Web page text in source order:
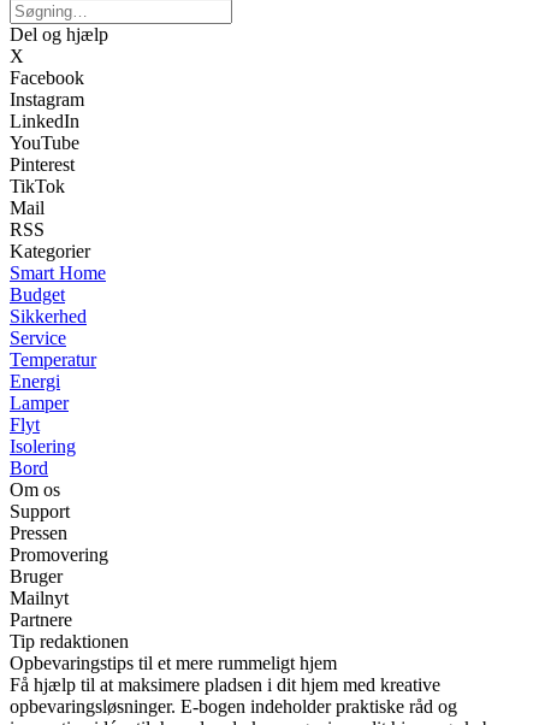
Del og hjælp
X
Facebook
Instagram
LinkedIn
YouTube
Pinterest
TikTok
Mail
RSS
Kategorier
Smart Home
Budget
Sikkerhed
Service
Temperatur
Energi
Lamper
Flyt
Isolering
Bord
Om os
Support
Pressen
Promovering
Bruger
Mailnyt
Partnere
Tip redaktionen
Opbevaringstips til et mere rummeligt hjem
Få hjælp til at maksimere pladsen i dit hjem med kreative
opbevaringsløsninger. E-bogen indeholder praktiske råd og